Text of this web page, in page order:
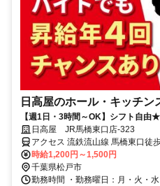
日高屋のホール・キッチン
【週1日・3時間～OK】シフト自
事補助あり
日高屋 JR馬橋東口店-323
アクセス 流鉄流山線 馬橋東口徒
代田線 馬橋東口徒歩約2分、ＪＲ
東口徒歩約18分
時給1,200円～1,500円
千葉県松戸市
勤務時間 ・勤務曜日：月・火・